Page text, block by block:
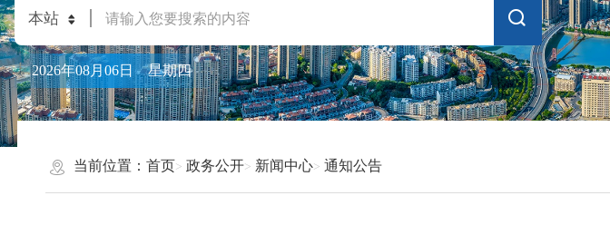
2026年08月06日 星期四
当前位置： 首页 政务公开 新闻中心 通知公告